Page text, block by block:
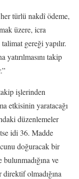
türlü nakdî ödeme,
üzere, icra
gereği yapılır.
yatırılmasını takip
işlerinden
etkisinin yaratacağı
düzenlemeler
idi 36. Madde
doğuracak bir
ve
olmadığına